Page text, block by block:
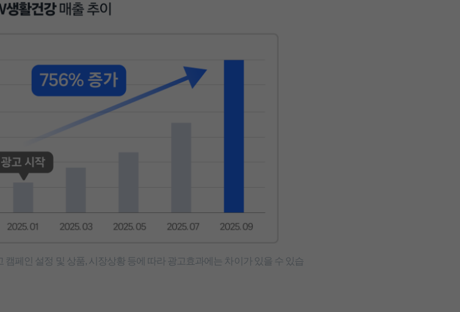
페인 설정 및 상품, 시장상황 등에 따라 광고효과에는 차이가 있을 수 있습